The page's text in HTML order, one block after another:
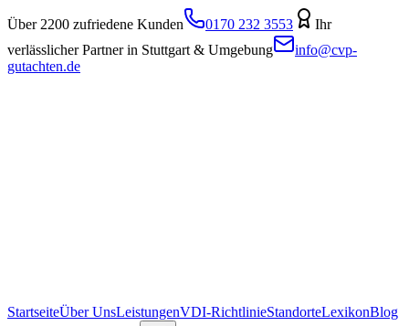
Über 2200 zufriedene Kunden 0170 232 3553
Ihr
verlässlicher Partner in Stuttgart & Umgebung
info@cvp-
gutachten.de
StartseiteÜber UnsLeistungenVDI-RichtlinieStandorteLexikonBlog